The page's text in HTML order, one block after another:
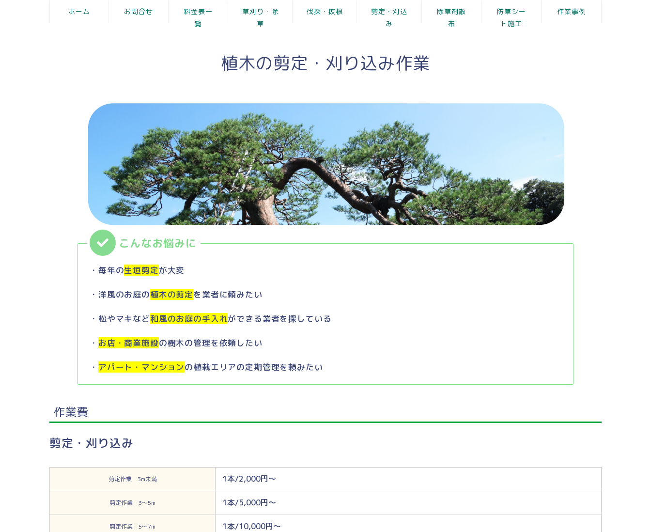
ホーム お問合せ
料金表一
覧
草刈り・除
草
伐採・抜根
剪定・刈込
み
除草剤散
布
防草シー
ト施工
作業事例
植木の剪定・刈り込み作業
・毎年の生垣剪定が大変
・洋風のお庭の植木の剪定を業者に頼みたい
・松やマキなど和風のお庭の手入れができる業者を探している
・ お店・商業施設の樹木の管理を依頼したい
・ アパート・マンションの植栽エリアの定期管理を頼みたい
作業費
剪定・刈り込み
剪定作業 3m未満 1本/2,000円〜
剪定作業 3〜5m 1本/5,000円〜
剪定作業 5〜7m 1本/10,000円〜